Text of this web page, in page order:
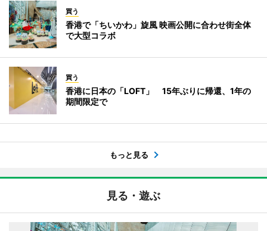
買う
香港で「ちいかわ」旋風 映画公開に合わせ街全体
で大型コラボ
買う
香港に日本の「LOFT」 15年ぶりに帰還、1年の
期間限定で
もっと見る
見る・遊ぶ